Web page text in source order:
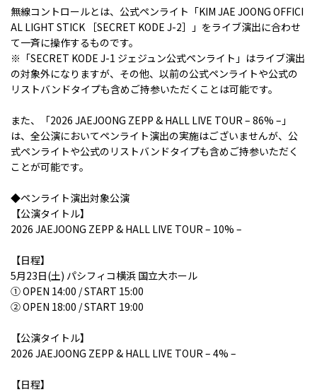
無線コントロールとは、公式ペンライト「KIM JAE JOONG OFFICI
AL LIGHT STICK ［SECRET KODE J-2］」をライブ演出に合わせ
て一斉に操作するものです。
※「SECRET KODE J-1 ジェジュン公式ペンライト」はライブ演出
の対象外になりますが、その他、以前の公式ペンライトや公式の
リストバンドタイプも含めご持参いただくことは可能です。
また、「2026 JAEJOONG ZEPP & HALL LIVE TOUR – 86% –」
は、全公演においてペンライト演出の実施はございませんが、公
式ペンライトや公式のリストバンドタイプも含めご持参いただく
ことが可能です。
◆ペンライト演出対象公演
【公演タイトル】
2026 JAEJOONG ZEPP & HALL LIVE TOUR – 10% –
【日程】
5月23日(土) パシフィコ横浜 国立大ホール
① OPEN 14:00 / START 15:00
② OPEN 18:00 / START 19:00
【公演タイトル】
2026 JAEJOONG ZEPP & HALL LIVE TOUR – 4% –
【日程】